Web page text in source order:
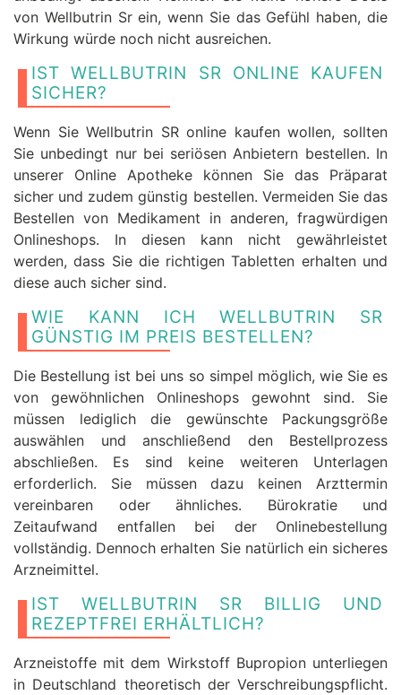
von Wellbutrin Sr ein, wenn Sie das Gefühl haben, die
Wirkung würde noch nicht ausreichen.
IST WELLBUTRIN SR ONLINE KAUFEN
SICHER?
Wenn Sie Wellbutrin SR online kaufen wollen, sollten
Sie unbedingt nur bei seriösen Anbietern bestellen. In
unserer Online Apotheke können Sie das Präparat
sicher und zudem günstig bestellen. Vermeiden Sie das
Bestellen von Medikament in anderen, fragwürdigen
Onlineshops. In diesen kann nicht gewährleistet
werden, dass Sie die richtigen Tabletten erhalten und
diese auch sicher sind.
WIE KANN ICH WELLBUTRIN SR
GÜNSTIG IM PREIS BESTELLEN?
Die Bestellung ist bei uns so simpel möglich, wie Sie es
von gewöhnlichen Onlineshops gewohnt sind. Sie
müssen lediglich die gewünschte Packungsgröße
auswählen und anschließend den Bestellprozess
abschließen. Es sind keine weiteren Unterlagen
erforderlich. Sie müssen dazu keinen Arzttermin
vereinbaren oder ähnliches. Bürokratie und
Zeitaufwand entfallen bei der Onlinebestellung
vollständig. Dennoch erhalten Sie natürlich ein sicheres
Arzneimittel.
IST WELLBUTRIN SR BILLIG UND
REZEPTFREI ERHÄLTLICH?
Arzneistoffe mit dem Wirkstoff Bupropion unterliegen
in Deutschland theoretisch der Verschreibungspflicht.